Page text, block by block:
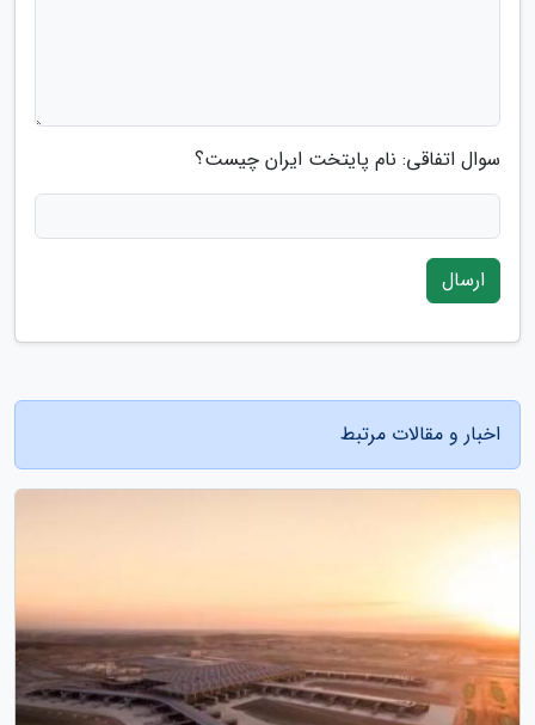
سوال اتفاقی: نام پایتخت ایران چیست؟
ارسال
اخبار و مقالات مرتبط